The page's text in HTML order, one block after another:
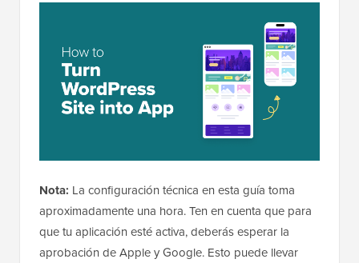
Nota: La configuración técnica en esta guía toma
aproximadamente una hora. Ten en cuenta que para
que tu aplicación esté activa, deberás esperar la
aprobación de Apple y Google. Esto puede llevar